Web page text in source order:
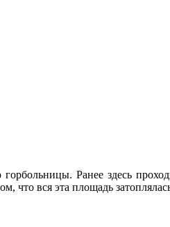
Ранее здесь
что вся эта площадь